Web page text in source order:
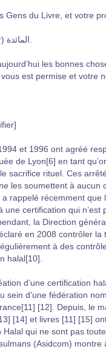
Gens du Livre, et votre
les bonnes
est permise et votre
et 1996 ont agréé
de Lyon[6] en tant
sacrifice rituel. Ces
les soumettent à aucun
rappelé récemment
certification qui
la Direction
en 2008 contrôler
à des
halal[10].
d’une certification
sein d’une fédération
[12]. Depuis, le
[14] et livres [11] [15]
qui ne sont pas
(Asidcom) montre